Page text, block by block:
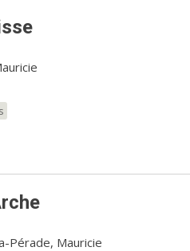
Pérade, Mauricie